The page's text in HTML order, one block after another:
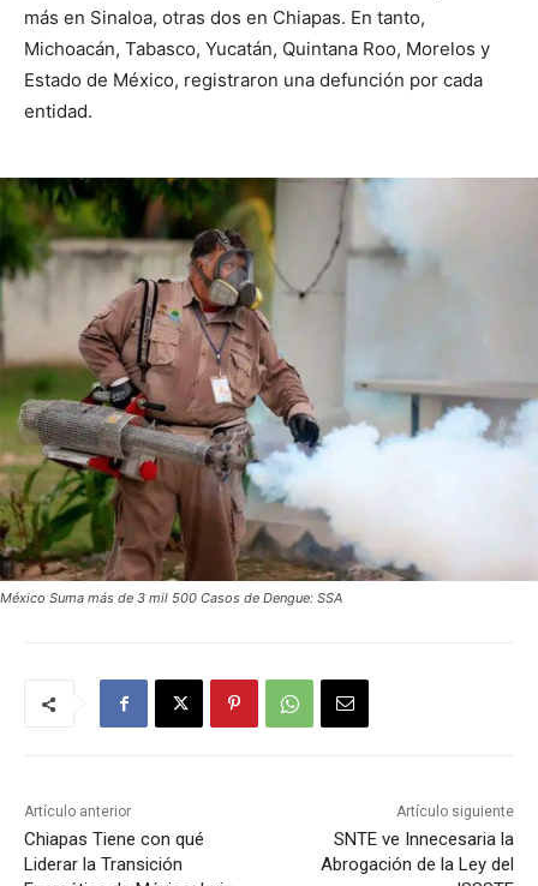
más en Sinaloa, otras dos en Chiapas. En tanto,
Michoacán, Tabasco, Yucatán, Quintana Roo, Morelos y
Estado de México, registraron una defunción por cada
entidad.
México Suma más de 3 mil 500 Casos de Dengue: SSA
Artículo anterior
Chiapas Tiene con qué
Liderar la Transición
Artículo siguiente
SNTE ve Innecesaria la
Abrogación de la Ley del